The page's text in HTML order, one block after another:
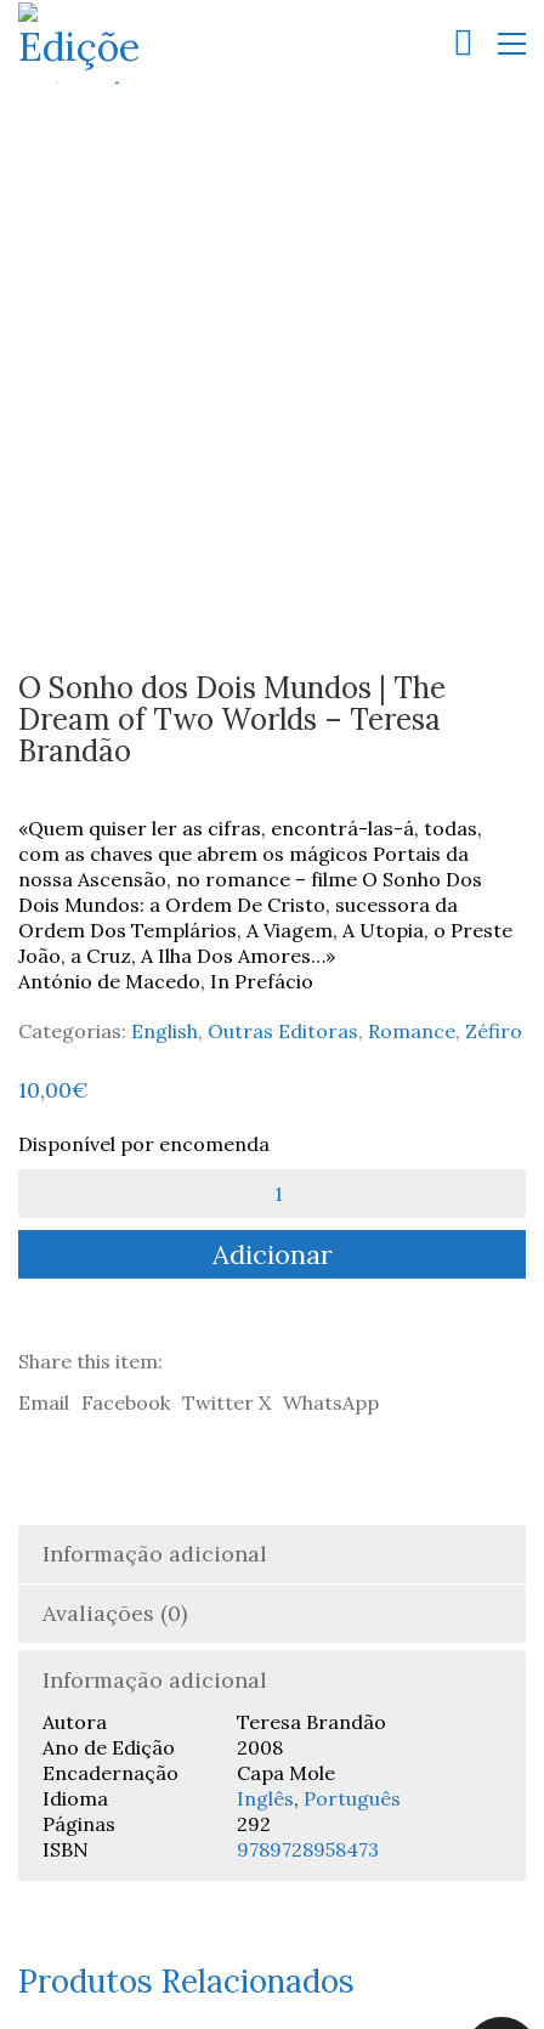
O Sonho dos Dois Mundos | The
Dream of Two Worlds – Teresa
Brandão
«Quem quiser ler as cifras, encontrá-las-á, todas,
com as chaves que abrem os mágicos Portais da
nossa Ascensão, no romance – filme O Sonho Dos
Dois Mundos: a Ordem De Cristo, sucessora da
Ordem Dos Templários, A Viagem, A Utopia, o Preste
João, a Cruz, A Ilha Dos Amores…»
António de Macedo, In Prefácio
Categorias: English, Outras Editoras, Romance, Zéfiro
10,00€
Disponível por encomenda
O
dos
|
Dream
Brandão
Adicionar
Share this item:
Email Facebook Twitter X WhatsApp
Informação adicional
Avaliações (0)
Informação adicional
Autora
Teresa Brandão
Ano de Edição
2008
Encadernação
Capa Mole
Idioma
Inglês, Português
Páginas
292
ISBN
9789728958473
Produtos Relacionados